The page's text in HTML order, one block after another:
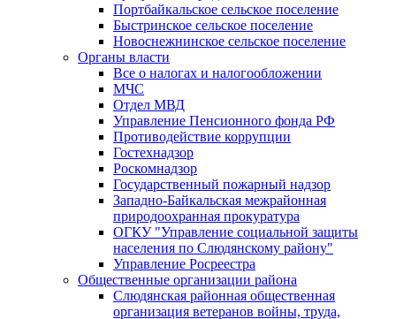
Портбайкальское сельское поселение
Быстринское сельское поселение
Новоснежнинское сельское поселение
Органы власти
Все о налогах и налогообложении
МЧС
Отдел МВД
Управление Пенсионного фонда РФ
Противодействие коррупции
Гостехнадзор
Роскомнадзор
Государственный пожарный надзор
Западно-Байкальская межрайонная
природоохранная прокуратура
ОГКУ "Управление социальной защиты
населения по Слюдянскому району"
Управление Росреестра
Общественные организации района
Слюдянская районная общественная
организация ветеранов войны, труда,